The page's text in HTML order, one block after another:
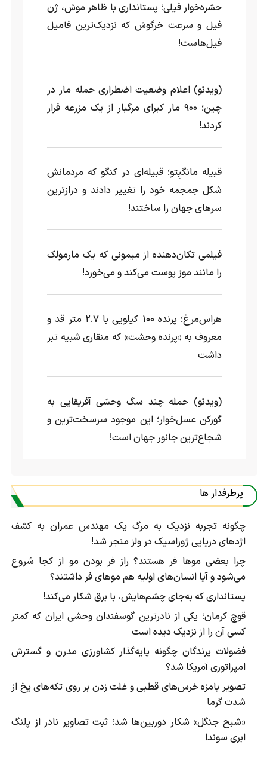
حشره‌خوار فیلی؛ پستانداری با ظاهر موش، ژن
فیل و سرعت خرگوش که نزدیک‌ترین فامیل
فیل‌هاست!
(ویدئو) اعلام وضعیت اضطراری حمله مار‌ در
چین؛ ۹۰۰ مار کبرای مرگبار از یک مزرعه‌ فرار
کردند!
قبیله مانگبِتو؛ قبیله‌ای در کنگو که مردمانش
شکل جمجمه خود را تغییر دادند و درازترین
سرهای جهان را ساختند!
فیلمی تکان‌دهنده از میمونی که یک مارمولک
را مانند موز پوست می‌کند و می‌خورد!
هراس‌مرغ؛ پرنده ۱۰۰ کیلویی با ۲.۷ متر قد و
معروف به «پرنده وحشت» که منقاری شبیه تبر
داشت
(ویدئو) حمله چند سگ وحشی آفریقایی به
گورکن عسل‌خوار؛ این موجود سرسخت‌ترین و
شجاع‌ترین جانور جهان است!
پرطرفدار ها
چگونه تجربه نزدیک به مرگ یک مهندس عمران به کشف
اژد‌های دریایی ژوراسیک در ولز منجر شد!
چرا بعضی موها فر هستند؟ راز فر بودن مو از کجا شروع
می‌شود و آیا انسان‌های اولیه هم موهای فر داشتند؟
پستانداری که به‌جای چشم‌هایش، با برق شکار می‌کند!
قوچ کرمان؛ یکی از نادرترین گوسفندان وحشی ایران که کمتر
کسی آن را از نزدیک دیده است
فضولات پرندگان چگونه پایه‌گذار کشاورزی مدرن و گسترش
امپراتوری آمریکا شد؟
تصویر بامزه خرس‌های قطبی و غلت زدن بر روی تکه‌های یخ از
شدت گرما
«شبح جنگل» شکار دوربین‌ها شد؛ ثبت تصاویر نادر از پلنگ
ابری سوندا